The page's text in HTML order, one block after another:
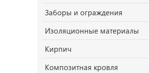
Заборы и ограждения
Изоляционные материалы
Кирпич
Композитная кровля